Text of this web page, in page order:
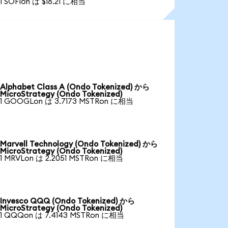
1 SOFIon は $18.21 に相当
Alphabet Class A (Ondo Tokenized) から
MicroStrategy (Ondo Tokenized)
1 GOOGLon は 3.7173 MSTRon に相当
Marvell Technology (Ondo Tokenized) から
MicroStrategy (Ondo Tokenized)
1 MRVLon は 2.2051 MSTRon に相当
Invesco QQQ (Ondo Tokenized) から
MicroStrategy (Ondo Tokenized)
1 QQQon は 7.4143 MSTRon に相当